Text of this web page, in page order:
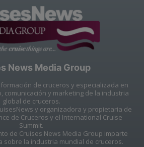
News Media Group
de cruceros y especializada en
comunicación y marketing de la industria
global de cruceros.
y organizadora y propietaria de
de Cruceros y el International Cruise
Summit.
de Cruises News Media Group imparte
sobre la industria mundial de cruceros.